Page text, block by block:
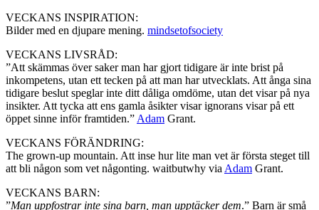
VECKANS INSPIRATION:
Bilder med en djupare mening. mindsetofsociety
VECKANS LIVSRÅD:
”Att skämmas över saker man har gjort tidigare är inte brist på
inkompetens, utan ett tecken på att man har utvecklats. Att ånga sina
tidigare beslut speglar inte ditt dåliga omdöme, utan det visar på nya
insikter. Att tycka att ens gamla åsikter visar ignorans visar på ett
öppet sinne inför framtiden.” Adam Grant.
VECKANS FÖRÄNDRING:
The grown-up mountain. Att inse hur lite man vet är första steget till
att bli någon som vet någonting. waitbutwhy via Adam Grant.
VECKANS BARN:
”Man uppfostrar inte sina barn, man upptäcker dem.” Barn är små